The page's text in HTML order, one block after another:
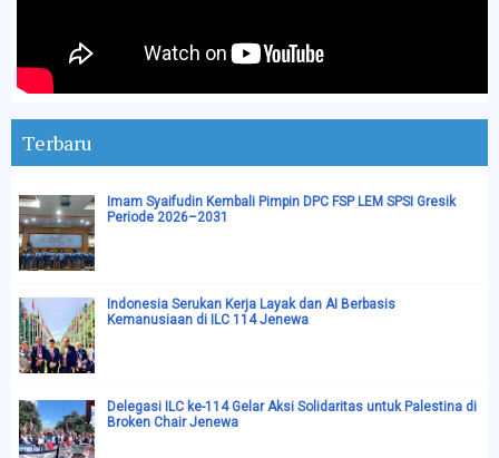
Terbaru
Imam Syaifudin Kembali Pimpin DPC FSP LEM SPSI Gresik
Periode 2026–2031
Indonesia Serukan Kerja Layak dan AI Berbasis
Kemanusiaan di ILC 114 Jenewa
Delegasi ILC ke-114 Gelar Aksi Solidaritas untuk Palestina di
Broken Chair Jenewa